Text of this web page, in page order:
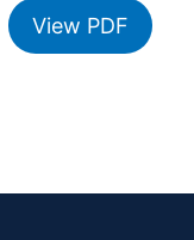
View PDF